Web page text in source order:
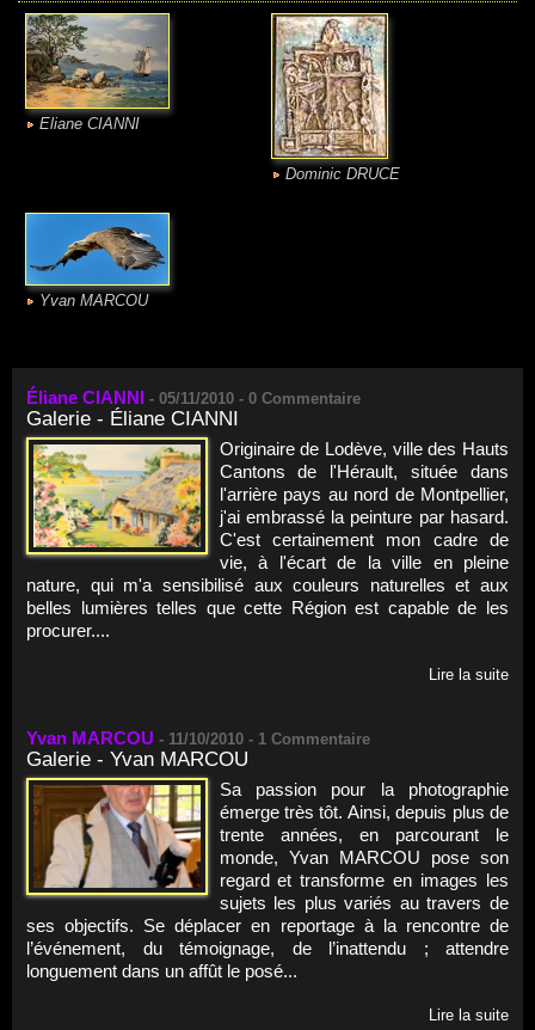
Eliane CIANNI
Dominic DRUCE
Yvan MARCOU
Éliane CIANNI - 05/11/2010 - 0 Commentaire
Galerie - Éliane CIANNI
Originaire de Lodève, ville des Hauts
Cantons de l'Hérault, située dans
l'arrière pays au nord de Montpellier,
j'ai embrassé la peinture par hasard.
C'est certainement mon cadre de
vie, à l'écart de la ville en pleine
nature, qui m'a sensibilisé aux couleurs naturelles et aux
belles lumières telles que cette Région est capable de les
procurer....
Lire la suite
Yvan MARCOU - 11/10/2010 - 1 Commentaire
Galerie - Yvan MARCOU
Sa passion pour la photographie
émerge très tôt. Ainsi, depuis plus de
trente années, en parcourant le
monde, Yvan MARCOU pose son
regard et transforme en images les
sujets les plus variés au travers de
ses objectifs. Se déplacer en reportage à la rencontre de
l’événement, du témoignage, de l’inattendu ; attendre
longuement dans un affût le posé...
Lire la suite